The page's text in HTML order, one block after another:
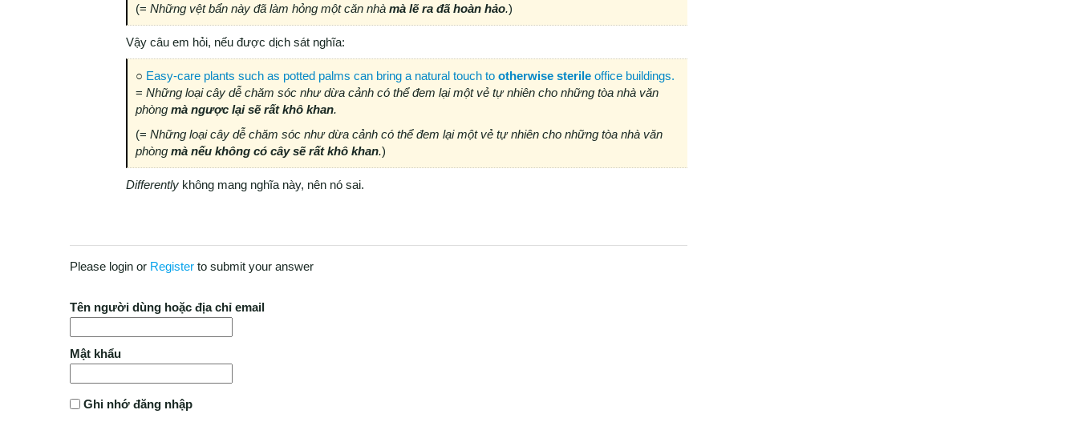
(= Những vệt bẩn này đã làm hỏng một căn nhà mà lẽ ra đã hoàn hảo.)
Vậy câu em hỏi, nếu được dịch sát nghĩa:
○ Easy-care plants such as potted palms can bring a natural touch to otherwise sterile office buildings.
= Những loại cây dễ chăm sóc như dừa cảnh có thể đem lại một vẻ tự nhiên cho những tòa nhà văn
phòng mà ngược lại sẽ rất khô khan.
(= Những loại cây dễ chăm sóc như dừa cảnh có thể đem lại một vẻ tự nhiên cho những tòa nhà văn
phòng mà nếu không có cây sẽ rất khô khan.)
Differently không mang nghĩa này, nên nó sai.
Please login or Register to submit your answer
Tên người dùng hoặc địa chỉ email
Mật khẩu
Ghi nhớ đăng nhập